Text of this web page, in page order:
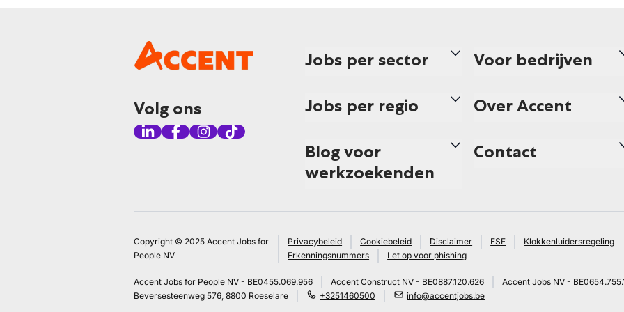
Volg ons
Jobs per sector
Jobs per regio
Blog voor
werkzoekenden
Voor bedrijven
Over Accent
Contact
Copyright © 2025 Accent Jobs for
People NV
Privacybeleid Cookiebeleid Disclaimer ESF
Klokkenluidersregeling
Erkenningsnummers
Let op voor phishing
Accent Jobs for People NV - BE0455.069.956 Accent Construct NV - BE0887.120.626
Accent Jobs NV -
Beversesteenweg 576, 8800 Roeselare
+3251460500 info@accentjobs.be